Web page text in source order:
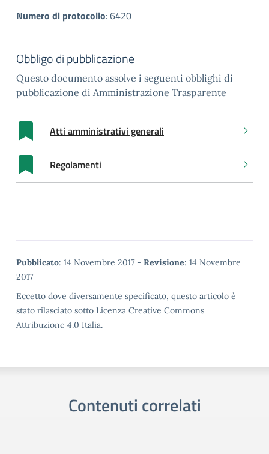
Numero di protocollo:6420
Obbligo di pubblicazione
Questo documento assolve i seguenti obblighi di
pubblicazione di Amministrazione Trasparente
Atti amministrativi generali
Regolamenti
Metadata
Pubblicato: 14 Novembre 2017 - Revisione: 14 Novembre
2017
Eccetto dove diversamente specificato, questo articolo è
stato rilasciato sotto Licenza Creative Commons
Attribuzione 4.0 Italia.
Contenuti correlati